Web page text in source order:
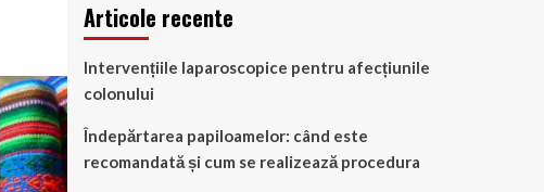
Articole recente
Intervențiile laparoscopice pentru afecțiunile
colonului
Îndepărtarea papiloamelor: când este
recomandată și cum se realizează procedura